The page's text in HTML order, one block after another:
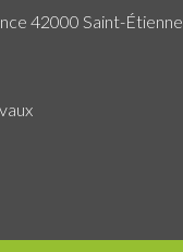
42000 Saint-Étienne